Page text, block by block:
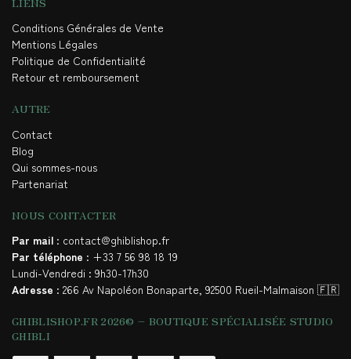
Conditions Générales de Vente
Mentions Légales
Politique de Confidentialité
Retour et remboursement
AUTRE
Contact
Blog
Qui sommes-nous
Partenariat
NOUS CONTACTER
Par mail : contact@ghiblishop.fr
Par téléphone : +33 7 56 98 18 19
Lundi-Vendredi : 9h30-17h30
Adresse : 266 Av Napoléon Bonaparte, 92500 Rueil-Malmaison 🇫🇷
GHIBLISHOP.FR 2026© – BOUTIQUE SPÉCIALISÉE STUDIO
GHIBLI